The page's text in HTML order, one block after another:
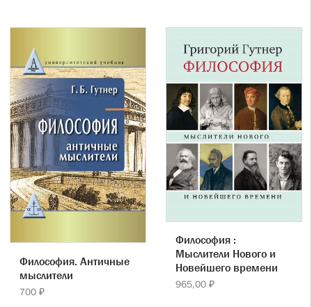
Философия. Античные
мыслители
700 ₽
Философия :
Мыслители Нового и
Новейшего времени
965,00 ₽